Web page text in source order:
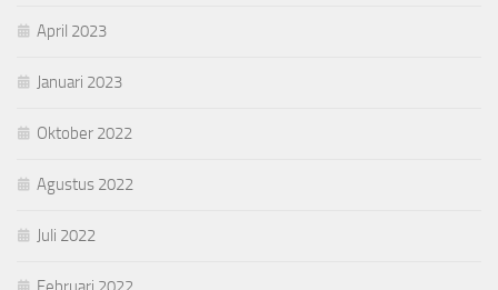
April 2023
Januari 2023
Oktober 2022
Agustus 2022
Juli 2022